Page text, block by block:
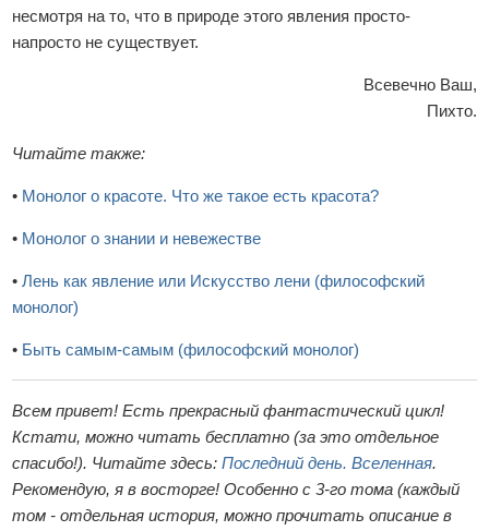
несмотря на то, что в природе этого явления просто-
напросто не существует.
Всевечно Ваш,
Пихто.
Читайте также:
• Монолог о красоте. Что же такое есть красота?
• Монолог о знании и невежестве
•Лень как явление или Искусство лени (философский
монолог)
• Быть самым-самым (философский монолог)
Всем привет! Есть прекрасный фантастический цикл!
Кстати, можно читать бесплатно (за это отдельное
спасибо!). Читайте здесь:Последний день. Вселенная.
Рекомендую, я в восторге! Особенно с 3-го тома (каждый
том - отдельная история, можно прочитать описание в